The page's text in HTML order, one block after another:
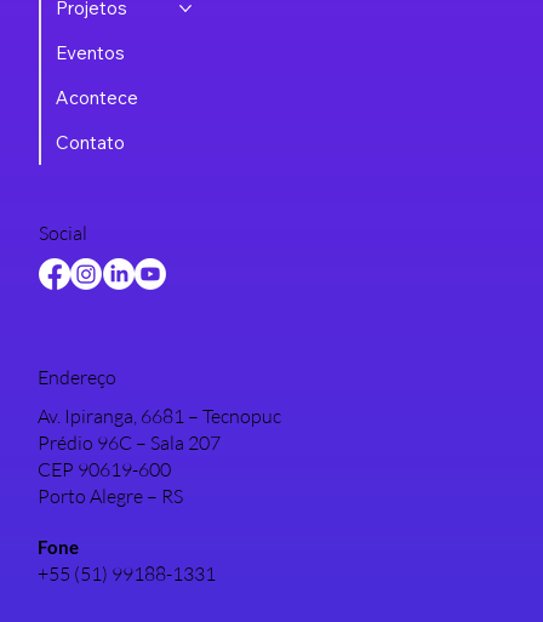
Projetos
Eventos
Acontece
Contato
Social
Endereço
Av. Ipiranga, 6681 – Tecnopuc
Prédio 96C – Sala 207
CEP 90619-600
Porto Alegre – RS
Fone
+55 (51) 99188-1331